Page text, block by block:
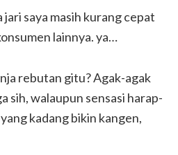
saya masih kurang cepat
lainnya. ya…
rebutan gitu? Agak-agak
sih, walaupun sensasi harap-
kadang bikin kangen,